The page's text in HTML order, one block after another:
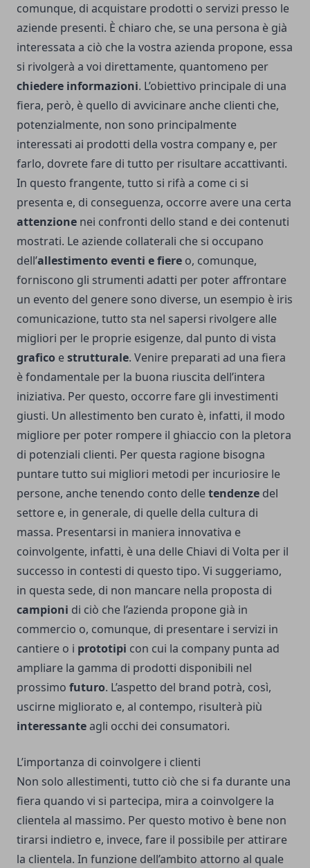
comunque, di acquistare prodotti o servizi presso le
aziende presenti. È chiaro che, se una persona è già
interessata a ciò che la vostra azienda propone, essa
si rivolgerà a voi direttamente, quantomeno per
chiedere informazioni. L’obiettivo principale di una
fiera, però, è quello di avvicinare anche clienti che,
potenzialmente, non sono principalmente
interessati ai prodotti della vostra company e, per
farlo, dovrete fare di tutto per risultare accattivanti.
In questo frangente, tutto si rifà a come ci si
presenta e, di conseguenza, occorre avere una certa
attenzione nei confronti dello stand e dei contenuti
mostrati. Le aziende collaterali che si occupano
dell’allestimento eventi e fiere o, comunque,
forniscono gli strumenti adatti per poter affrontare
un evento del genere sono diverse, un esempio è iris
comunicazione, tutto sta nel sapersi rivolgere alle
migliori per le proprie esigenze, dal punto di vista
grafico estrutturale. Venire preparati ad una fiera
è fondamentale per la buona riuscita dell’intera
iniziativa. Per questo, occorre fare gli investimenti
giusti. Un allestimento ben curato è, infatti, il modo
migliore per poter rompere il ghiaccio con la pletora
di potenziali clienti. Per questa ragione bisogna
puntare tutto sui migliori metodi per incuriosire le
persone, anche tenendo conto delletendenze del
settore e, in generale, di quelle della cultura di
massa. Presentarsi in maniera innovativa e
coinvolgente, infatti, è una delle Chiavi di Volta per il
successo in contesti di questo tipo. Vi suggeriamo,
in questa sede, di non mancare nella proposta di
campioni di ciò che l’azienda propone già in
commercio o, comunque, di presentare i servizi in
cantiere o i prototipi con cui la company punta ad
ampliare la gamma di prodotti disponibili nel
prossimo futuro. L’aspetto del brand potrà, così,
uscirne migliorato e, al contempo, risulterà più
interessanteagli occhi dei consumatori.
L’importanza di coinvolgere i clienti
Non solo allestimenti, tutto ciò che si fa durante una
fiera quando vi si partecipa, mira a coinvolgere la
clientela al massimo. Per questo motivo è bene non
tirarsi indietro e, invece, fare il possibile per attirare
la clientela. In funzione dell’ambito attorno al quale